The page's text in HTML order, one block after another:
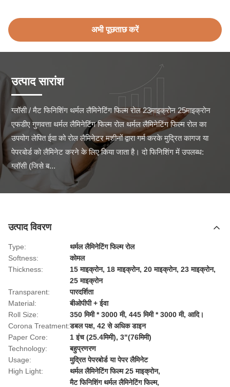
अभी पूछताछ करें
उत्पाद सारांश
ग्लॉसी / मैट फिनिशिंग थर्मल लैमिनेटिंग फिल्म रोल 23माइक्रोन 25माइक्रोन
एफडीए गुणवत्ता थर्मल लैमिनेटिंग फिल्म रोल थर्मल लैमिनेटिंग फिल्म रोल का
उपयोग लेपित ईवा को रोल लैमिनेटर मशीनों द्वारा गर्म करके मुद्रित कागज या
पेपरबोर्ड को लैमिनेट करने के लिए किया जाता है। दो फिनिशिंग में उपलब्ध:
ग्लॉसी (जिसे ब...
उत्पाद विवरण
Type:
थर्मल लैमिनेटिंग फिल्म रोल
Softness:
कोमल
Thickness:
15 माइक्रोन, 18 माइक्रोन, 20 माइक्रोन, 23 माइक्रोन,
25 माइक्रोन
Transparent:
पारदर्शिता
Material:
बीओपीपी + ईवा
Roll Size:
350 मिमी * 3000 मी, 445 मिमी * 3000 मी, आदि।
Corona Treatment:डबल पक्ष, 42 से अधिक डाइन
Paper Core:
1 इंच (25.4मिमी), 3"(76मिमी)
Technology:
बहुप्रणरण
Usage:
मुद्रित पेपरबोर्ड या पेपर लैमिनेट
High Light:
थर्मल लैमिनेटिंग फिल्म 25 माइक्रोन,
मैट फिनिशिंग थर्मल लैमिनेटिंग फिल्म,